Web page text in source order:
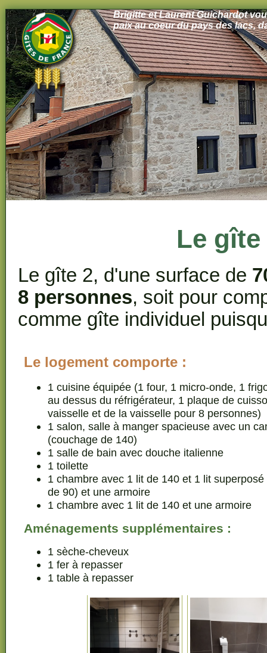
Brigitte et Laurent Guichardot
paix au coeur du pays des lacs,
Le
Le gîte 2, d'une surface de
8 personnes, soit pour
comme gîte individuel
Le logement comporte :
1 cuisine équipée (1 four, 1 micro-onde, 1
au dessus du réfrigérateur, 1 plaque de
vaisselle et de la vaisselle pour 8 personnes)
1 salon, salle à manger spacieuse avec un
(couchage de 140)
1 salle de bain avec douche italienne
1 toilette
1 chambre avec 1 lit de 140 et 1 lit
de 90) et une armoire
1 chambre avec 1 lit de 140 et une armoire
Aménagements supplémentaires :
1 sèche-cheveux
1 fer à repasser
1 table à repasser